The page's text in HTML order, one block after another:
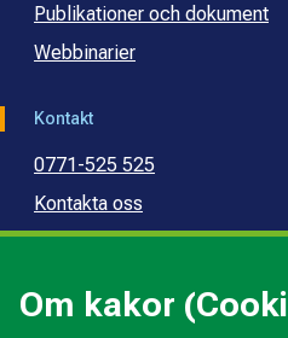
Om kakor
Publikationer och dokument
Webbinarier
Kontakt
0771-525 525
Kontakta oss
Press
Kommunal budget- och